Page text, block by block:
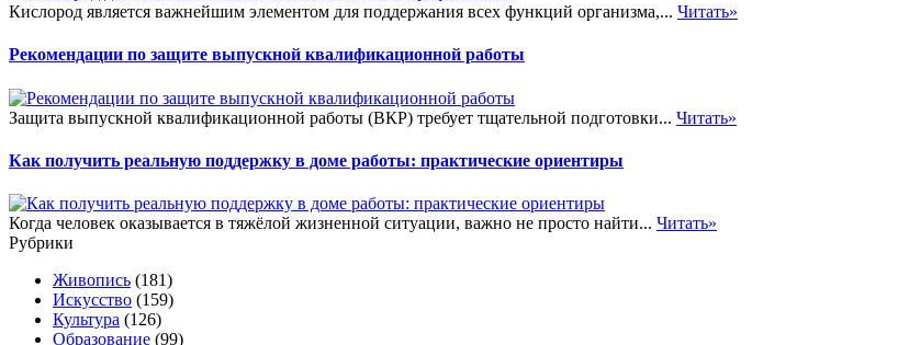
Кислород является важнейшим элементом для поддержания всех функций организма,... Читать»
Рекомендации по защите выпускной квалификационной работы
Защита выпускной квалификационной работы (ВКР) требует тщательной подготовки... Читать»
Как получить реальную поддержку в доме работы: практические ориентиры
Когда человек оказывается в тяжёлой жизненной ситуации, важно не просто найти... Читать»
Рубрики
Живопись (181)
Искусство (159)
Культура (126)
Образование (99)